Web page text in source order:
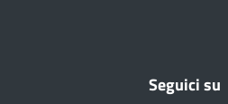
Seguici su